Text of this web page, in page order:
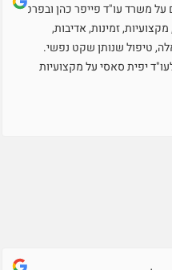
על משרד עו"ד פייפר כהן ובפרט
זמינות, אדיבות,
טיפול שנותן שקט נפשי.
יפית סאסי על מקצועיות